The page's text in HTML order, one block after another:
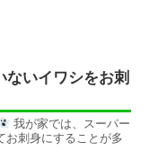
ないイワシをお刺
我が家では、スーパー
お刺身にすることが多